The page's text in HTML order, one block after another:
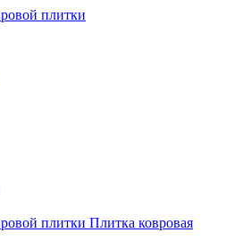
Плитка ковровая